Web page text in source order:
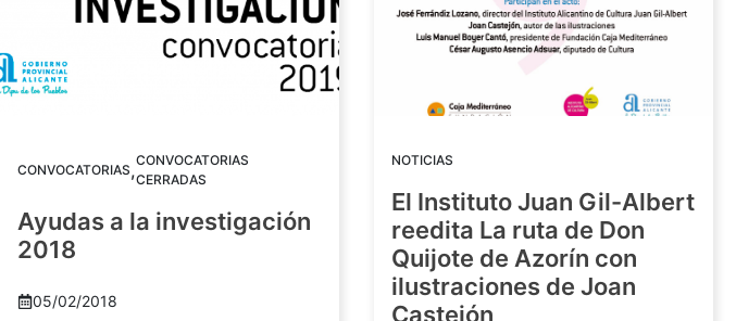
CONVOCATORIAS,CONVOCATORIAS
CERRADAS
Ayudas a la investigación
2018
05/02/2018
NOTICIAS
El Instituto Juan Gil-Albert
reedita La ruta de Don
Quijote de Azorín con
ilustraciones de Joan
Castejón